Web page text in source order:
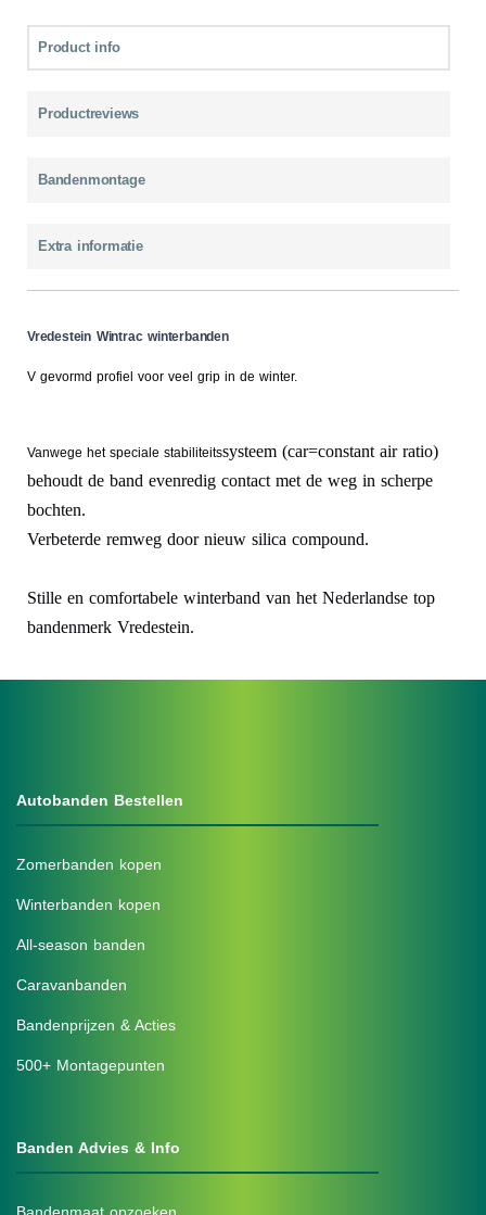
Product info
Productreviews
Bandenmontage
Extra informatie
Vredestein Wintrac winterbanden
V gevormd profiel voor veel grip in de winter.
Vanwege het speciale stabiliteitssysteem (car=constant air ratio)
behoudt de band evenredig contact met de weg in scherpe
bochten.
Verbeterde remweg door nieuw silica compound.
Stille en comfortabele winterband van het Nederlandse top
bandenmerk Vredestein.
Autobanden Bestellen
Zomerbanden kopen
Winterbanden kopen
All-season banden
Caravanbanden
Bandenprijzen & Acties
500+ Montagepunten
Banden Advies & Info